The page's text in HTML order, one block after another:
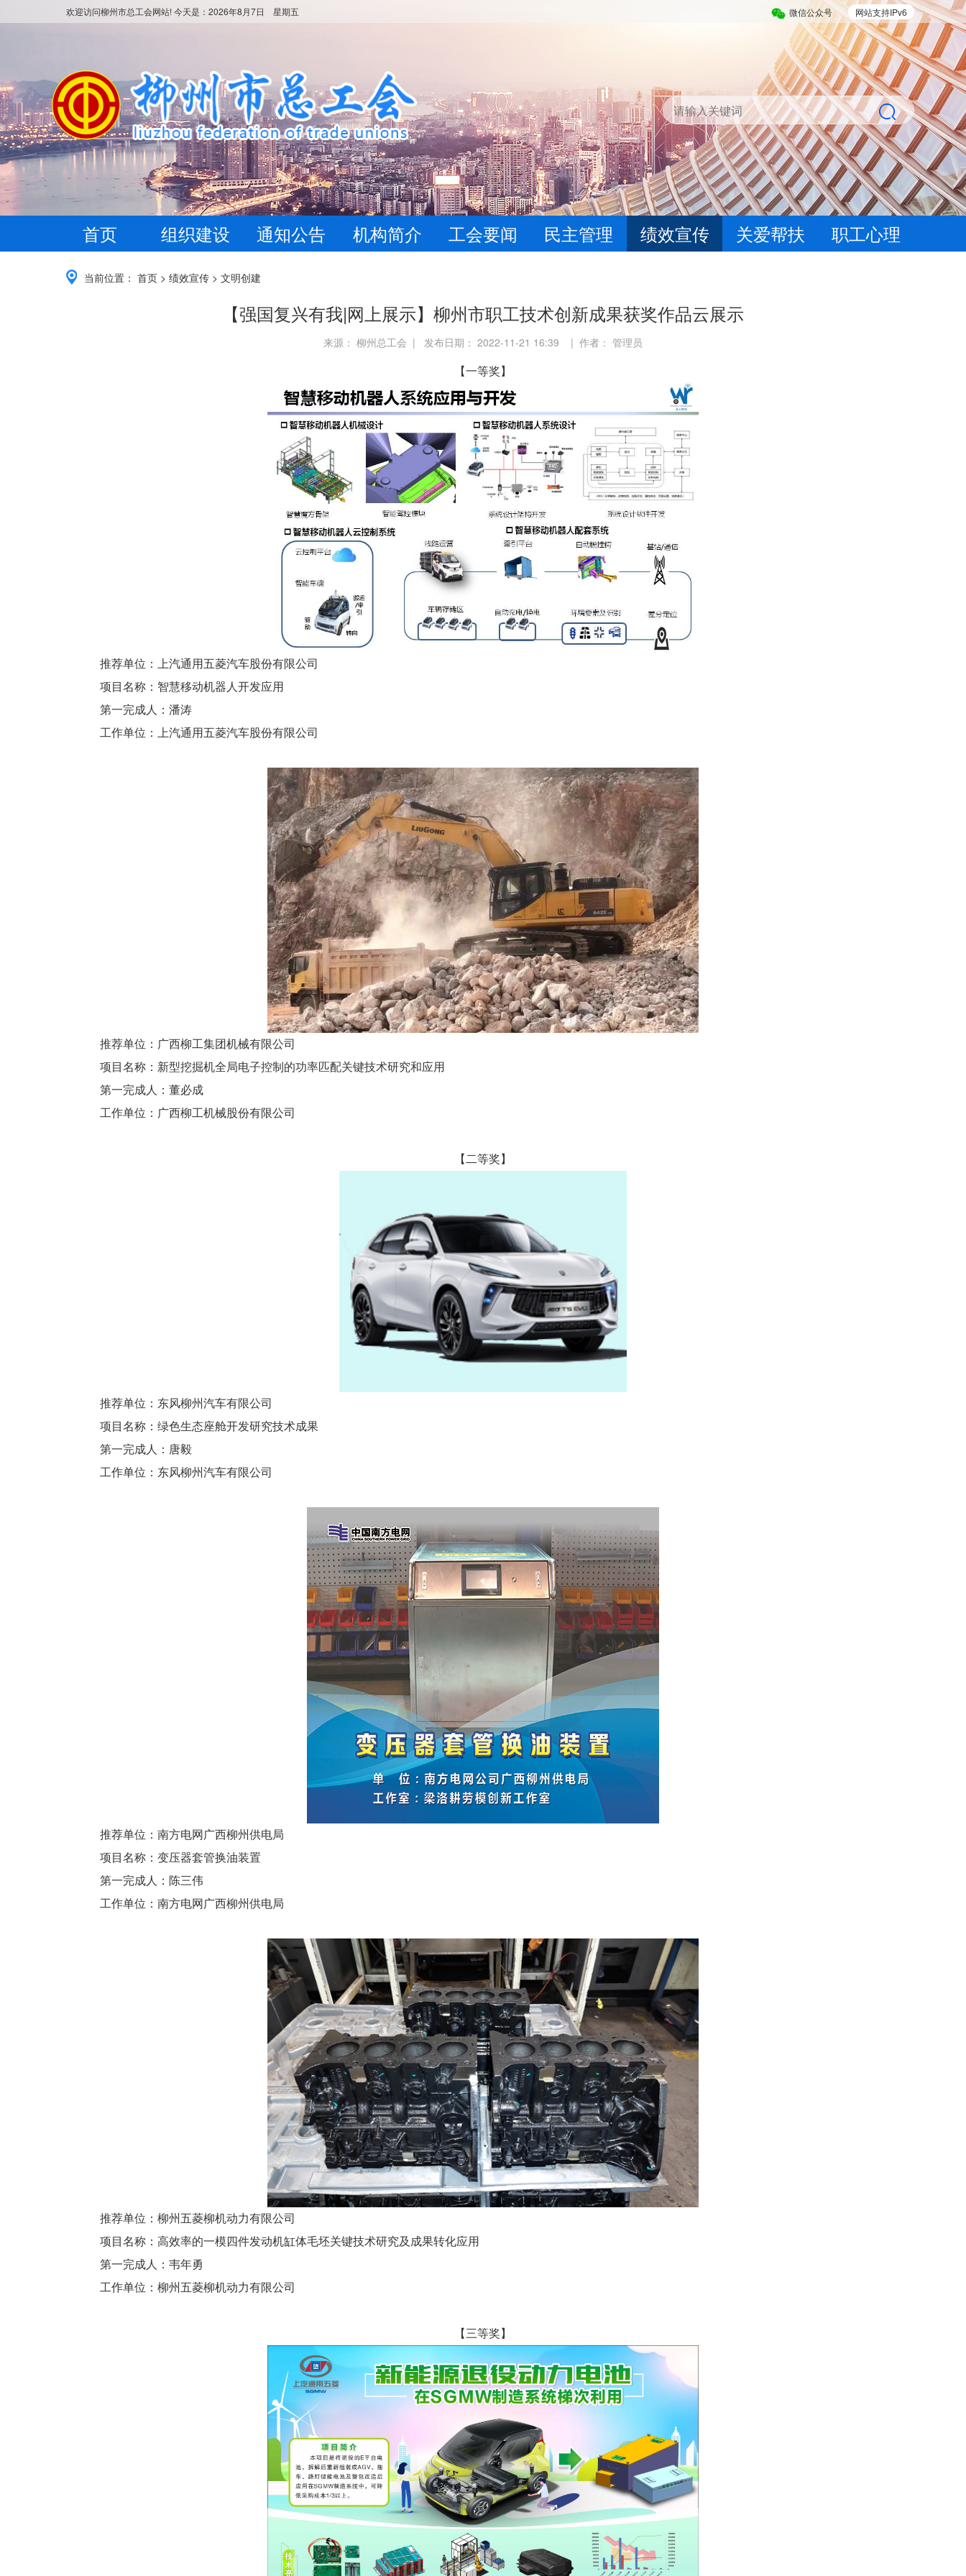
网站支持IPv6
微信公众号
欢迎访问柳州市总工会网站! 今天是： 2026年8月7日 星期五
首页 组织建设 通知公告 机构简介 工会要闻 民主管理 绩效宣传 关爱帮扶 职工心理
当前位置： 首页 > 绩效宣传 > 文明创建
【强国复兴有我|网上展示】柳州市职工技术创新成果获奖作品云展示
来源： 柳州总工会 | 发布日期： 2022-11-21 16:39 | 作者： 管理员
【一等奖】
推荐单位：
上汽通用五菱汽车股份有限公司
项目名称： 智慧移动机器人开发应用
第一完成人： 潘涛
工作单位：
上汽通用五菱汽车股份有限公司
推荐单位： 广西柳工集团机械有限公司
项目名称： 新型挖掘机全局电子控制的功率匹配关键技术研究和应用
第一完成人： 董必成
工作单位： 广西柳工机械股份有限公司
【二等奖】
推荐单位： 东风柳州汽车有限公司
项目名称： 绿色生态座舱开发研究技术成果
第一完成人： 唐毅
工作单位： 东风柳州汽车有限公司
推荐单位： 南方电网广西柳州供电局
项目名称： 变压器套管换油装置
第一完成人： 陈三伟
工作单位： 南方电网广西柳州供电局
推荐单位： 柳州五菱柳机动力有限公司
项目名称： 高效率的一模四件发动机缸体毛坯关键技术研究及成果转化应用
第一完成人： 韦年勇
工作单位： 柳州五菱柳机动力有限公司
【三等奖】